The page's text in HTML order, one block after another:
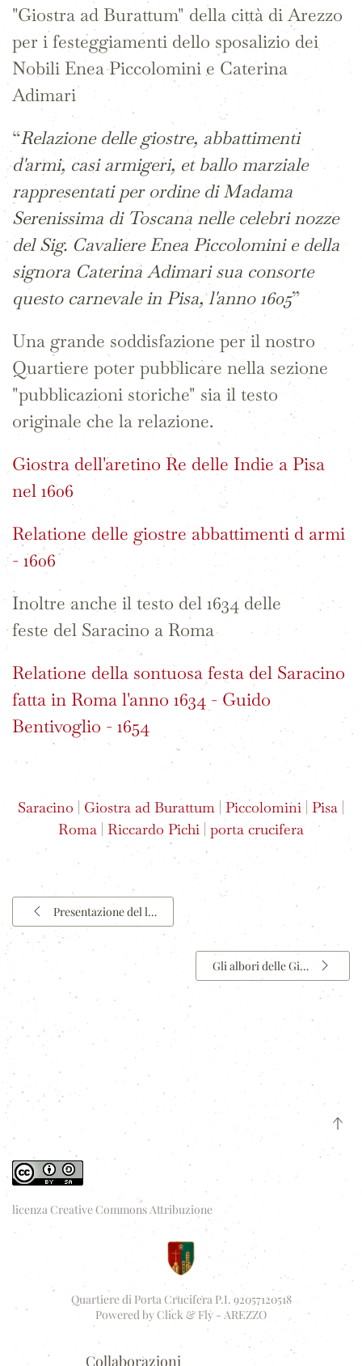
"Giostra ad Burattum" della città di Arezzo
per i festeggiamenti dello sposalizio dei
Nobili Enea Piccolomini e Caterina
Adimari
“Relazione delle giostre, abbattimenti
d'armi, casi armigeri, et ballo marziale
rappresentati per ordine di Madama
Serenissima di Toscana nelle celebri nozze
del Sig. Cavaliere Enea Piccolomini e della
signora Caterina Adimari sua consorte
questo carnevale in Pisa, l'anno 1605”
Una grande soddisfazione per il nostro
Quartiere poter pubblicare nella sezione
"pubblicazioni storiche" sia il testo
originale che la relazione.
Giostra dell'aretino Re delle Indie a Pisa
nel 1606
Relatione delle giostre abbattimenti d armi
- 1606
Inoltre anche il testo del 1634 delle
feste del Saracino a Roma
Relatione della sontuosa festa del Saracino
fatta in Roma l'anno 1634 - Guido
Bentivoglio - 1654
Saracino Giostra ad Burattum Piccolomini Pisa
Roma Riccardo Pichi porta crucifera
Presentazione del l…
Gli albori delle Gi…
licenza Creative Commons Attribuzione
Quartiere di Porta Crucifera P.I. 92057120518
Powered byClick & Fly - AREZZO
Collaborazioni